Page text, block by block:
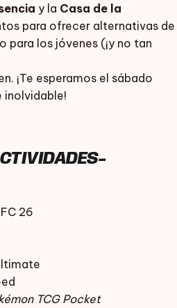
y la Casa de la
para ofrecer alternativas de
para los jóvenes (¡y no tan
¡Te esperamos el sábado
inolvidable!
26
TCG Pocket